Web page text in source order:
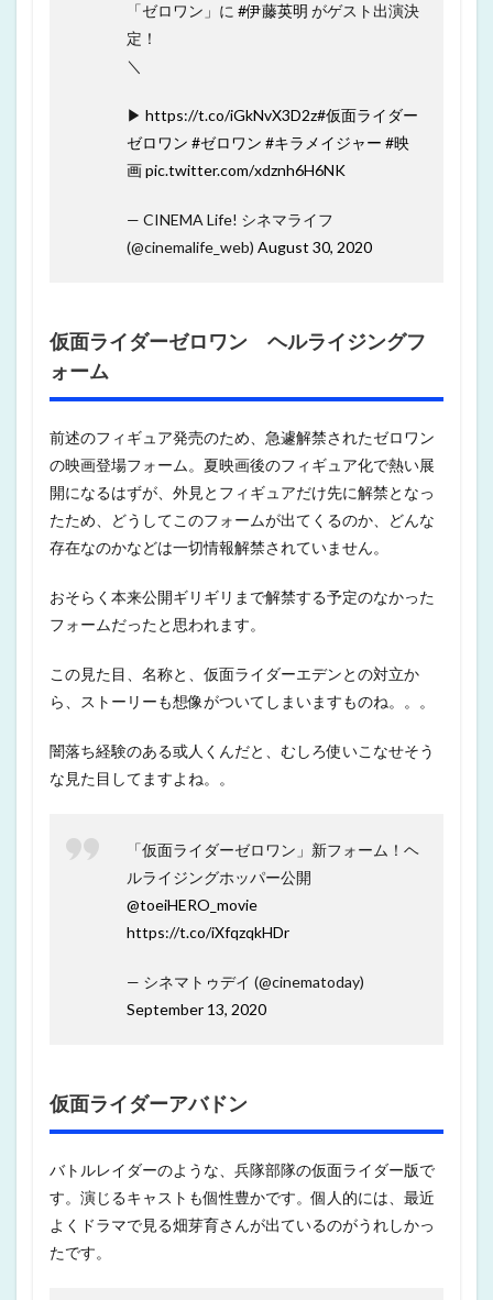
「ゼロワン」に #伊藤英明 がゲスト出演決
定！
＼
▶ https://t.co/iGkNvX3D2z#仮面ライダー
ゼロワン #ゼロワン #キラメイジャー #映
画pic.twitter.com/xdznh6H6NK
— CINEMA Life! シネマライフ
(@cinemalife_web) August 30, 2020
仮面ライダーゼロワン ヘルライジングフ
ォーム
前述のフィギュア発売のため、急遽解禁されたゼロワン
の映画登場フォーム。夏映画後のフィギュア化で熱い展
開になるはずが、外見とフィギュアだけ先に解禁となっ
たため、どうしてこのフォームが出てくるのか、どんな
存在なのかなどは一切情報解禁されていません。
おそらく本来公開ギリギリまで解禁する予定のなかった
フォームだったと思われます。
この見た目、名称と、仮面ライダーエデンとの対立か
ら、ストーリーも想像がついてしまいますものね。。。
闇落ち経験のある或人くんだと、むしろ使いこなせそう
な見た目してますよね。。
「仮面ライダーゼロワン」新フォーム！ヘ
ルライジングホッパー公開
@toeiHERO_movie
https://t.co/iXfqzqkHDr
— シネマトゥデイ (@cinematoday)
September 13, 2020
仮面ライダーアバドン
バトルレイダーのような、兵隊部隊の仮面ライダー版で
す。演じるキャストも個性豊かです。個人的には、最近
よくドラマで見る畑芽育さんが出ているのがうれしかっ
たです。